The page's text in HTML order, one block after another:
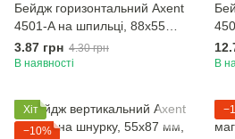
Бейдж горизонтальний Axent
4501-A на шпильці, 88x55
мм, прозорий
3.87 грн 4.30 грн
В наявності
В
Хіт
−10%